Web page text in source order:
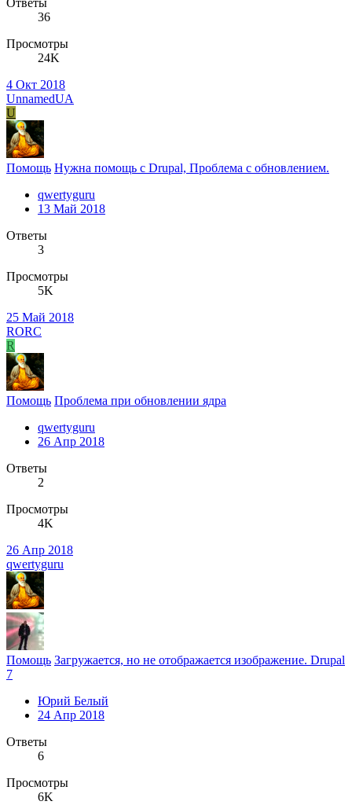
Ответы
36
Просмотры
24K
4 Окт 2018
UnnamedUA
U
Помощь Нужна помощь с Drupal, Проблема с обновлением.
qwertyguru
13 Май 2018
Ответы
3
Просмотры
5K
25 Май 2018
RORC
R
Помощь Проблема при обновлении ядра
qwertyguru
26 Апр 2018
Ответы
2
Просмотры
4K
26 Апр 2018
qwertyguru
Помощь Загружается, но не отображается изображение. Drupal
7
Юрий Белый
24 Апр 2018
Ответы
6
Просмотры
6K